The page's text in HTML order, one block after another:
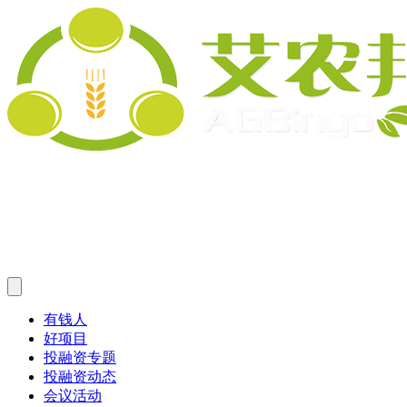
有钱人
好项目
投融资专题
投融资动态
会议活动